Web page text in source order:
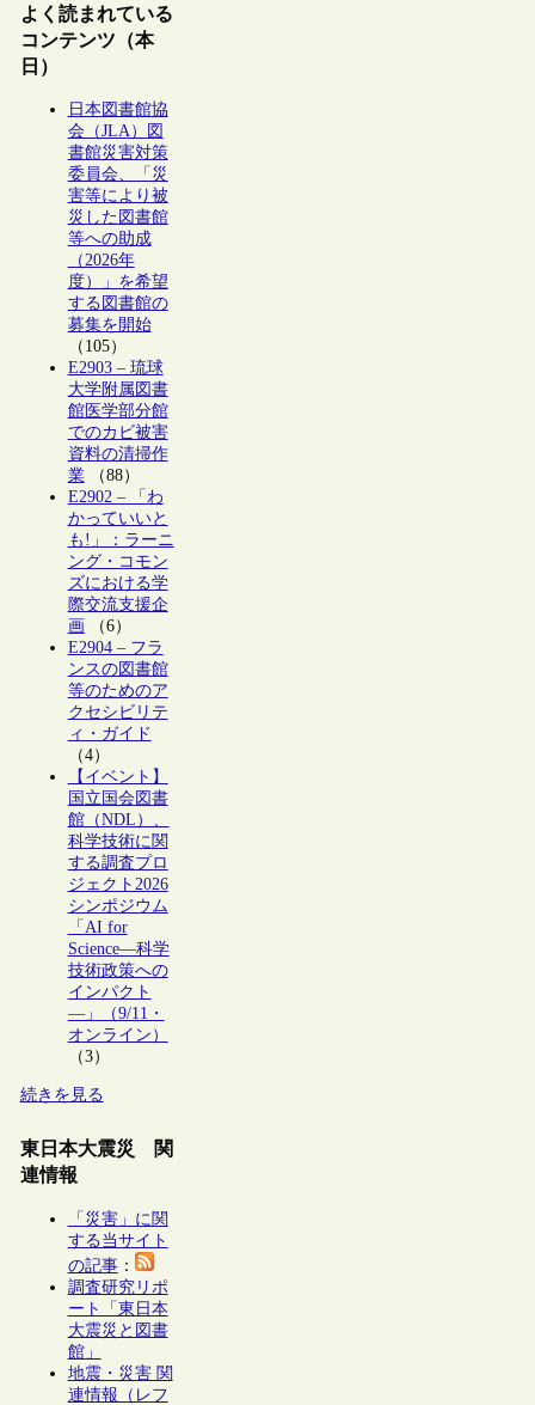
よく読まれている
コンテンツ（本
日）
日本図書館協
会（JLA）図
書館災害対策
委員会、「災
害等により被
災した図書館
等への助成
（2026年
度）」を希望
する図書館の
募集を開始
（105）
E2903 – 琉球
大学附属図書
館医学部分館
でのカビ被害
資料の清掃作
業（88）
E2902 – 「わ
かっていいと
も!」：ラーニ
ング・コモン
ズにおける学
際交流支援企
画 （6）
E2904 – フラ
ンスの図書館
等のためのア
クセシビリテ
ィ・ガイド
（4）
【イベント】
国立国会図書
館（NDL）、
科学技術に関
する調査プロ
ジェクト2026
シンポジウム
「AI for
Science―科学
技術政策への
インパクト
―」（9/11・
オンライン）
（3）
続きを見る
東日本大震災 関
連情報
「災害」に関
する当サイト
の記事：
調査研究リポ
ート「東日本
大震災と図書
館」
地震・災害 関
連情報（レフ